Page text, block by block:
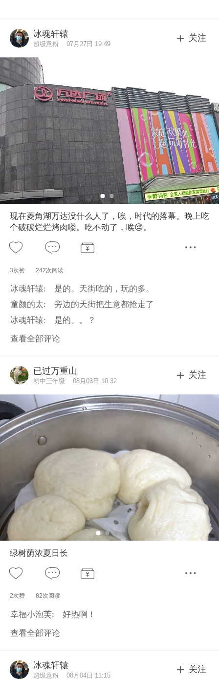
冰魂轩辕
超级意粉 07月27日 19:49
关注
现在菱角湖万达没什么人了，唉，时代的落幕。晚上吃
个破破烂烂烤肉喽。吃不动了，唉😔。
3次赞 242次阅读
冰魂轩辕:
是的。天街吃的，玩的多。
童颜的太:
旁边的天街把生意都抢走了
冰魂轩辕:
是的。。？
查看全部评论
已过万重山
初中三年级 08月03日 10:32
关注
绿树荫浓夏日长
2次赞 82次阅读
幸福小泡芙:
好热啊！
查看全部评论
冰魂轩辕
超级意粉 08月04日 11:15
关注